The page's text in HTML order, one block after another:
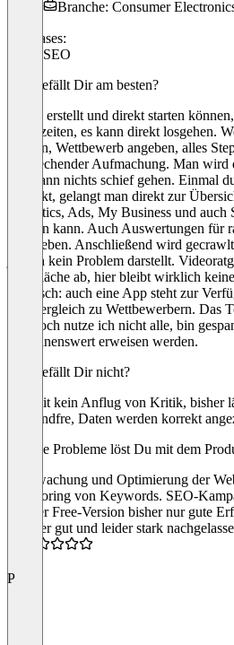
Branche: Consumer
Use cases:
Local SEO
Was gefällt Dir am besten?
Konto erstellt und direkt starten
Wartezeiten, es kann direkt losgehen.
nennen, Wettbewerb angeben, alles
ansprechender Aufmachung. Man
hier kann nichts schief gehen. Einmal
geklickt, gelangt man direkt zur
Analytics, Ads, My Business und
werden kann. Auch Auswertungen für
angegeben. Anschließend wird
jedoch kein Problem darstellt.
Oberfläche ab, hier bleibt wirklich
praktisch: auch eine App steht zur
den Vergleich zu Wettbewerbern. Das
vor, noch nutze ich nicht alle, bin
als lohnenswert erweisen werden.
Was gefällt Dir nicht?
So weit kein Anflug von Kritik, bisher
einwandfre, Daten werden korrekt
Welche Probleme löst Du mit dem
Überwachung und Optimierung der
Monitoring von Keywords. SEO-
Mit der Free-Version bisher nur gute
“Früher gut und leider stark
P